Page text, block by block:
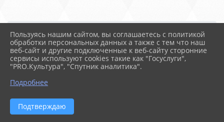
Главная МЕРОПРИЯТИЯ
Новости
День народного единств...
04.11.2025 14:51
ДЕНЬ НАРОДНОГО ЕДИНСТВА В НОВОМ
Пользуясь нашим сайтом, вы соглашаетесь с политикой
обработки персональных данных а также с тем что наш
веб-сайт и другие подключенные к веб-сайту сторонние
сервисы используют cookies такие как "Госуслуги",
"PRO.Культура", "Спутник аналитика".
Подробнее
Подтверждаю